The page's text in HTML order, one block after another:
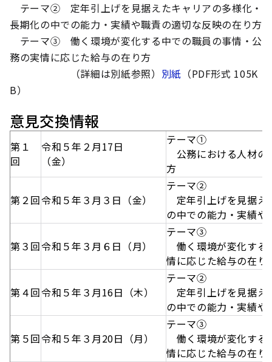
テーマ② 定年引上げを見据えたキャリアの多様化・
長期化の中での能力・実績や職責の適切な反映の在り方
テーマ③ 働く環境が変化する中での職員の事情・公
務の実情に応じた給与の在り方
（詳細は別紙参照） 別紙 （PDF形式 105K
B）
意見交換情報
第１
回
令和５年２月17日
（金）
テーマ①
公務における人材の
方
第２回令和５年３月３日（金）
テーマ②
定年引上げを見据え
の中での能力・実績
第３回令和５年３月６日（月）
テーマ③
働く環境が変化する
情に応じた給与の在り
第４回令和５年３月16日（木）
テーマ②
定年引上げを見据え
の中での能力・実績
第５回令和５年３月20日（月）
テーマ③
働く環境が変化する
情に応じた給与の在り